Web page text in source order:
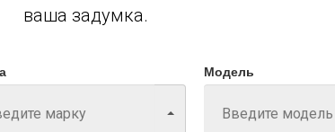
ваша задумка.
Модель